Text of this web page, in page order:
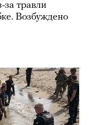
за травли
Возбуждено